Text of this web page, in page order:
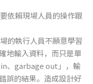
依賴現場人員的操作跟
的執行人員不願意學習
地輸入資料，而只是單
、garbage out」，輸
誤的結果。造成設計好